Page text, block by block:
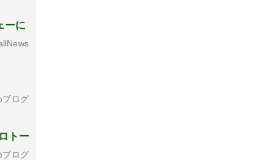
ーに
ログ
トー
ログ